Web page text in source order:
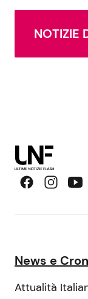
NOTIZIE
News e
Attualità